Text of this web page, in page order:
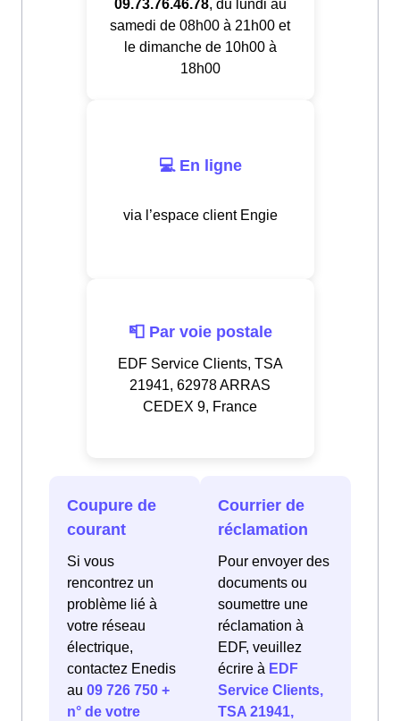
09.73.76.46.78, du lundi au
samedi de 08h00 à 21h00 et
le dimanche de 10h00 à
18h00
💻 En ligne
via l’espace client Engie
📮 Par voie postale
EDF Service Clients, TSA
21941, 62978 ARRAS
CEDEX 9, France
Coupure de
courant
Si vous
rencontrez un
problème lié à
votre réseau
électrique,
contactez Enedis
au 09 726 750 +
n° de votre
Courrier de
réclamation
Pour envoyer des
documents ou
soumettre une
réclamation à
EDF, veuillez
écrire à EDF
Service Clients,
TSA 21941,